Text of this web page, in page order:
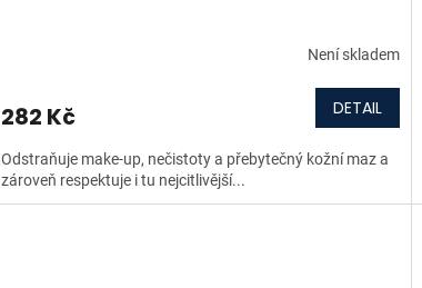
Není skladem
282 Kč DETAIL
Odstraňuje make-up, nečistoty a přebytečný kožní maz a
zároveň respektuje i tu nejcitlivější...